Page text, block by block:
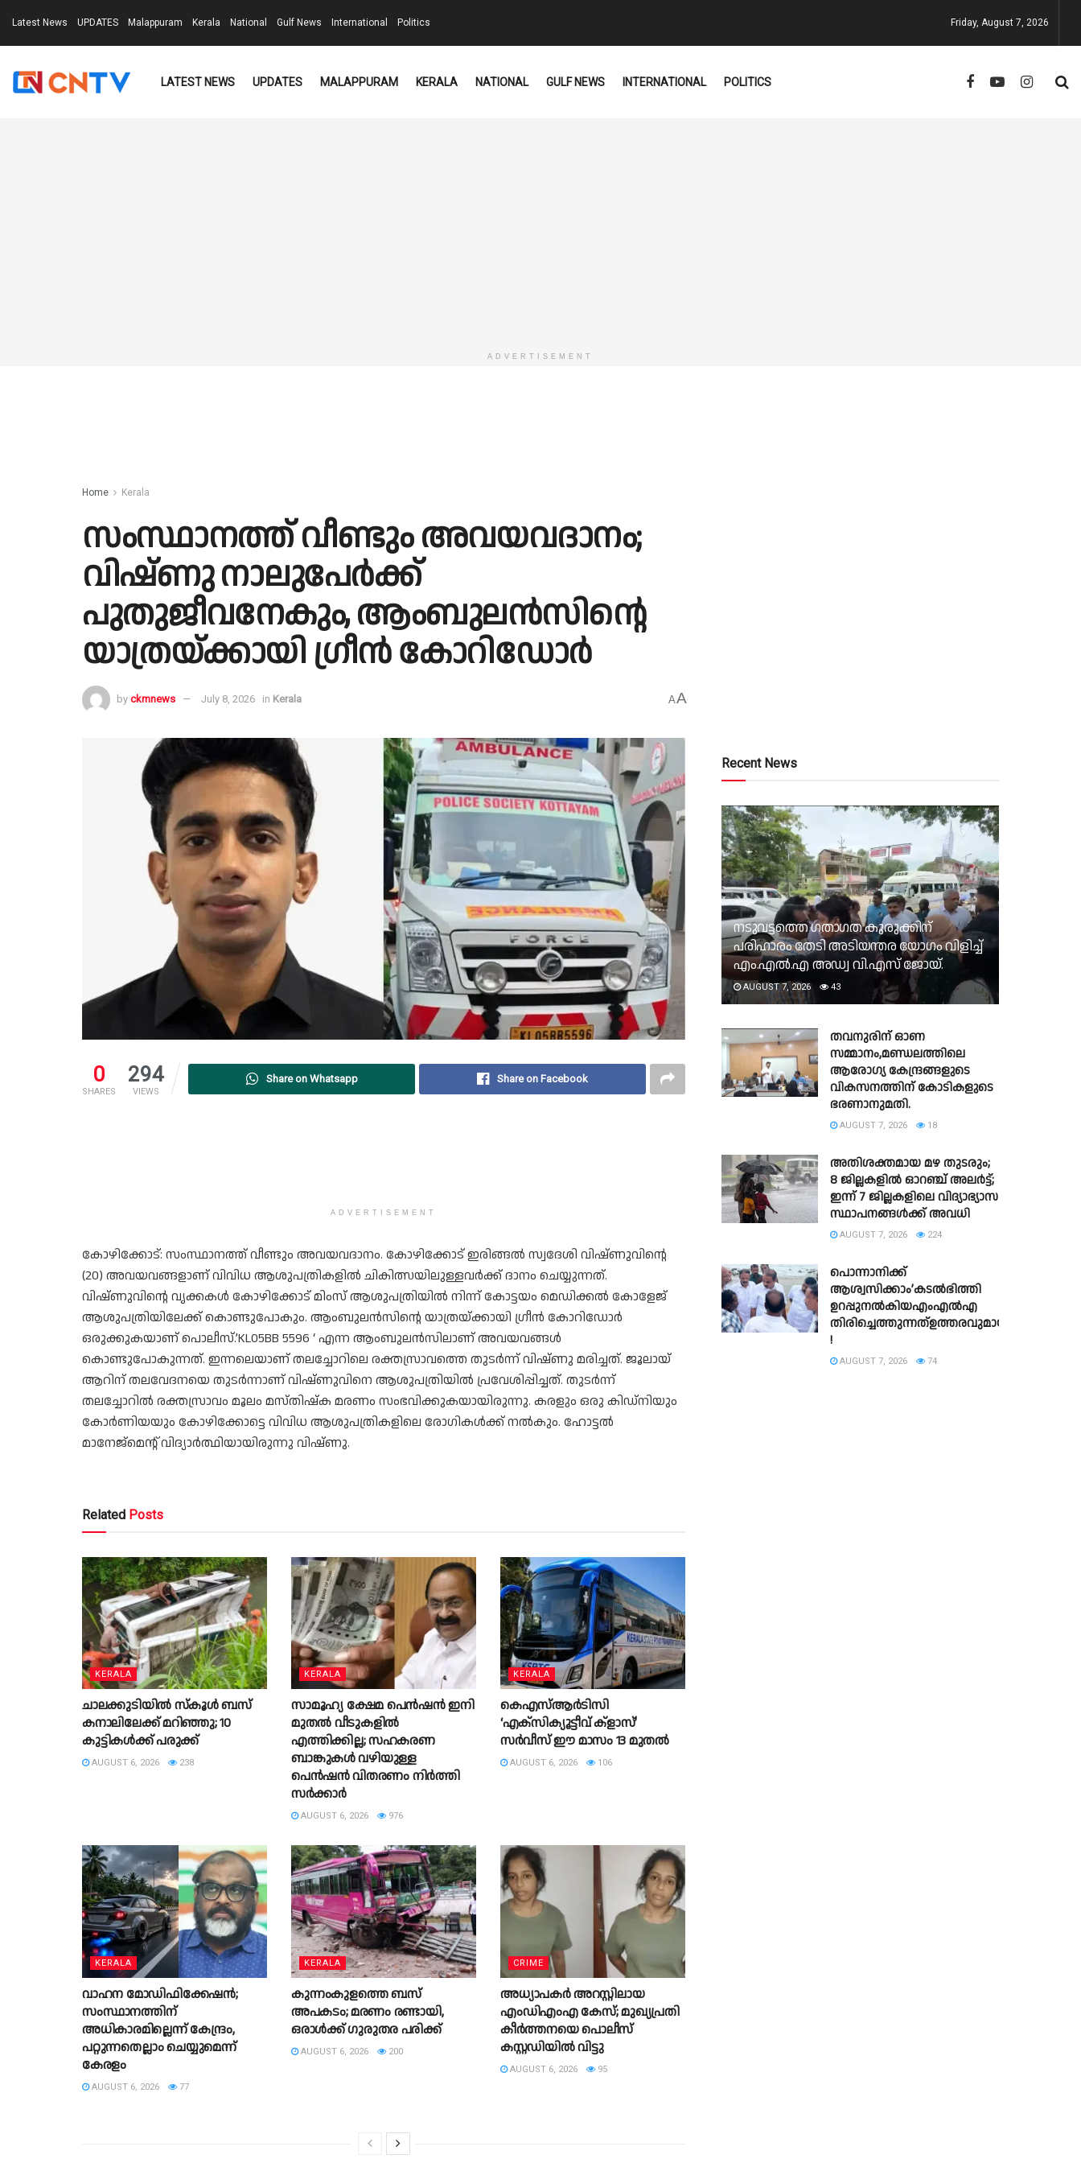
Latest News UPDATES Malappuram Kerala National Gulf News International Politics Friday, August 7, 2026
LATEST NEWS UPDATES MALAPPURAM KERALA NATIONAL GULF NEWS INTERNATIONAL POLITICS
ADVERTISEMENT
Home Kerala
സംസ്ഥാനത്ത് വീണ്ടും അവയവദാനം;
വിഷ്ണു നാലുപേർക്ക്
പുതുജീവനേകും,​ ആംബുലൻസിന്റെ
യാത്രയ്ക്കായി ഗ്രീൻ കോറിഡോർ
by ckmnews July 8, 2026 in Kerala AA
0
SHARES
294
VIEWS
Share on Whatsapp Share on Facebook
ADVERTISEMENT
കോഴിക്കോട്: സംസ്ഥാനത്ത് വീണ്ടും അവയവദാനം. കോഴിക്കോട് ഇരിങ്ങൽ സ്വദേശി വിഷ്ണുവിന്റെ
(20) അവയവങ്ങളാണ് വിവിധ ആശുപത്രികളിൽ ചികിത്സയിലുള്ളവർക്ക് ദാനം ചെയ്യുന്നത്.
വിഷ്ണുവിന്റെ വൃക്കകൾ കോഴിക്കോട് മിംസ് ആശുപത്രിയിൽ നിന്ന് കോട്ടയം മെഡിക്കൽ കോളേജ്
ആശുപത്രിയിലേക്ക് കൊണ്ടുപോകും. ആംബുലൻസിന്റെ യാത്രയ്ക്കായി ഗ്രീൻ കോറിഡോർ
ഒരുക്കുകയാണ് പൊലീസ്.’KL05BB 5596 ‘ എന്ന ആംബുലൻസിലാണ് അവയവങ്ങൾ
കൊണ്ടുപോകുന്നത്. ഇന്നലെയാണ് തലച്ചോറിലെ രക്തസ്രാവത്തെ തുടർന്ന് വിഷ്ണു മരിച്ചത്. ജൂലായ്
ആറിന് തലവേദനയെ തുടർന്നാണ് വിഷ്ണുവിനെ ആശുപത്രിയിൽ പ്രവേശിപ്പിച്ചത്. തുടർന്ന്
തലച്ചോറിൽ രക്തസ്രാവം മൂലം മസ്തിഷ്ക മരണം സംഭവിക്കുകയായിരുന്നു. കരളും ഒരു കിഡ്നിയും
കോർണിയയും കോഴിക്കോട്ടെ വിവിധ ആശുപത്രികളിലെ രോഗികൾക്ക് നൽകും. ഹോട്ടൽ
മാനേജ്മെന്റ് വിദ്യാർത്ഥിയായിരുന്നു വിഷ്ണു.
Related Posts
KERALA
ചാലക്കുടിയില്‍ സ്‌കൂള്‍ ബസ്
കനാലിലേക്ക് മറിഞ്ഞു; 10
കുട്ടികള്‍ക്ക് പരുക്ക്
AUGUST 6, 2026 238
KERALA
സാമൂഹ്യ ക്ഷേമ പെൻഷൻ ഇനി
മുതൽ വീടുകളിൽ
എത്തിക്കില്ല; സഹകരണ
ബാങ്കുകൾ വഴിയുള്ള
പെൻഷൻ വിതരണം നിർത്തി
സർക്കാർ
AUGUST 6, 2026 976
KERALA
കെഎസ്‌ആർടിസി
‘എക്‌സിക്യൂട്ടീവ് ക്ളാസ്’
സർവീസ് ഈ മാസം 13 മുതൽ
AUGUST 6, 2026 106
KERALA
വാഹന മോഡിഫിക്കേഷൻ;
സംസ്ഥാനത്തിന്
അധികാരമില്ലെന്ന് കേന്ദ്രം,
പറ്റുന്നതെല്ലാം ചെയ്യുമെന്ന്
കേരളം
AUGUST 6, 2026 77
KERALA
കുന്നംകുളത്തെ ബസ്
അപകടം; മരണം രണ്ടായി,
ഒരാള്‍ക്ക് ഗുരുതര പരിക്ക്
AUGUST 6, 2026 200
CRIME
അധ്യാപകർ അറസ്റ്റിലായ
എംഡിഎംഎ കേസ്; മുഖ്യപ്രതി
കീർത്തനയെ പൊലീസ്
കസ്റ്റഡിയിൽ വിട്ടു
AUGUST 6, 2026 95
Recent News
നടുവട്ടത്തെ ഗതാഗത കുരുക്കിന്
പരിഹാരം തേടി അടിയന്തര യോഗം വിളിച്ച്
എം.എൽ.എ അഡ്വ വി.എസ് ജോയ്.
AUGUST 7, 2026 43
തവനുരിന് ഓണ
സമ്മാനം,മണ്ഡലത്തിലെ
ആരോഗ്യ കേന്ദ്രങ്ങളുടെ
വികസനത്തിന് കോടികളുടെ
ഭരണാനുമതി.
AUGUST 7, 2026 18
അതിശക്തമായ മഴ തുടരും;
8 ജില്ലകളില്‍ ഓറഞ്ച് അലര്‍ട്ട്;
ഇന്ന് 7 ജില്ലകളിലെ വിദ്യാഭ്യാസ
സ്ഥാപനങ്ങള്‍ക്ക് അവധി
AUGUST 7, 2026 224
പൊന്നാനിക്ക്
ആശ്വസിക്കാം’കടൽഭിത്തി
ഉറപ്പുനൽകിയഎംഎൽഎ
തിരിച്ചെത്തുന്നത്ഉത്തരവുമായി
!
AUGUST 7, 2026 74